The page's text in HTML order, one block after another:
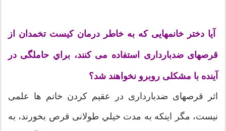
آیا دختر خانمهایی كه به خاطر درمان كیست تخمدان از
قرصهای ضدبارداری استفاده می كنند، براي حاملگی در
آينده با مشكلی روبرو نخواهند شد؟
اثر قرصهای ضدبارداری در عقیم كردن خانم ها علمی
نیست، مگر اینكه به مدت خيلي طولانی قرص بخورند، به